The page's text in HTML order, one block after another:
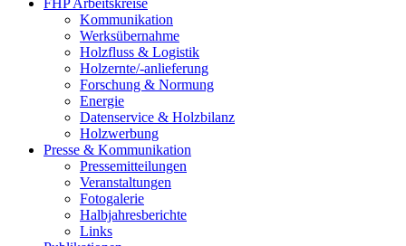
FHP Arbeitskreise
Kommunikation
Werksübernahme
Holzfluss & Logistik
Holzernte/-anlieferung
Forschung & Normung
Energie
Datenservice & Holzbilanz
Holzwerbung
Presse & Kommunikation
Pressemitteilungen
Veranstaltungen
Fotogalerie
Halbjahresberichte
Links